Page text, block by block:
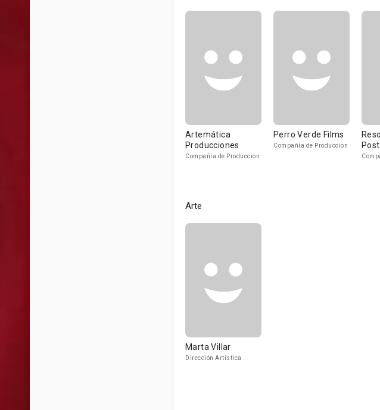
Artemática
Producciones
Compañía de Produccion
Perro Verde Films
Compañía de Produccion
Arte
Marta Villar
Dirección Artística